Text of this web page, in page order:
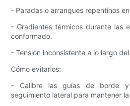
- Paradas o arranques repentinos
- Gradientes térmicos durante las
conformado.
- Tensión inconsistente a lo largo
Cómo evitarlos:
- Calibre las guías de borde y
seguimiento lateral para mantener